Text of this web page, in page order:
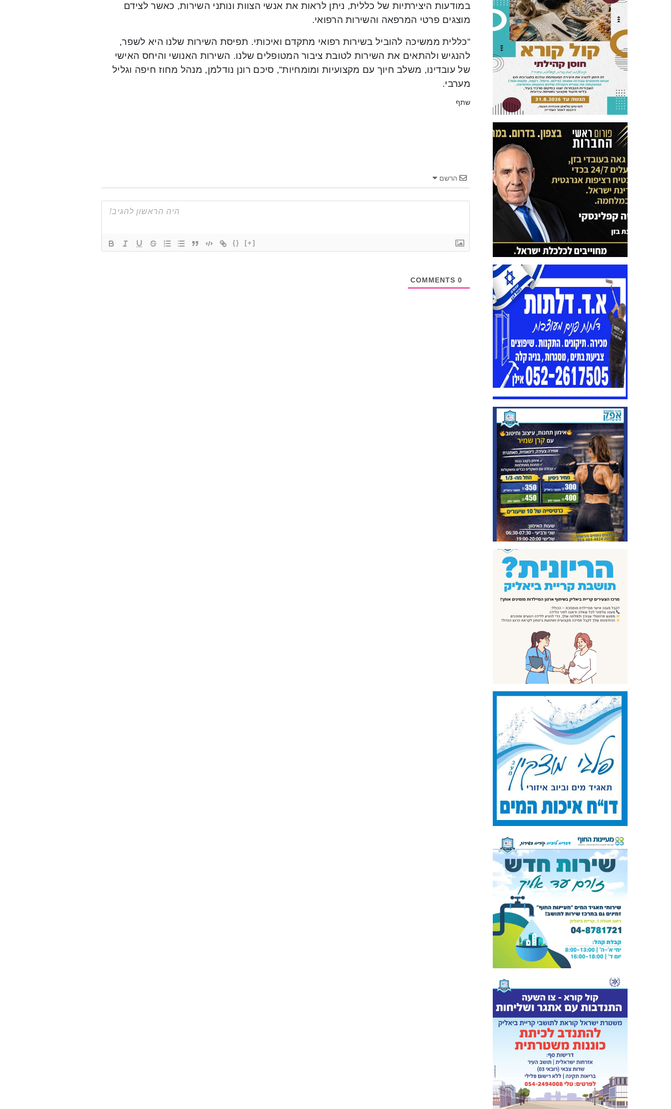
במודעות היצירתיות של כללית, ניתן לראות את אנשי הצוות ונותני השירות, כאשר לצידם
מוצגים פרטי המרפאה והשירות הרפואי.
“כללית ממשיכה להוביל בשירות רפואי מתקדם ואיכותי. תפיסת השירות שלנו היא לשפר,
להנגיש ולהתאים את השירות לטובת ציבור המטופלים שלנו. השירות האנושי והיחס האישי
של עובדינו, משלב חיוך עם מקצועיות ומומחיות“, סיכם רונן נודלמן, מנהל מחוז חיפה וגליל
מערבי.
שתף
הרשם
{} [+]
0